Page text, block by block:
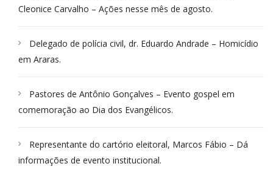
Cleonice Carvalho – Ações nesse mês de agosto.
Delegado de polícia civil, dr. Eduardo Andrade – Homicídio
em Araras.
Pastores de Antônio Gonçalves – Evento gospel em
comemoração ao Dia dos Evangélicos.
Representante do cartório eleitoral, Marcos Fábio – Dá
informações de evento institucional.